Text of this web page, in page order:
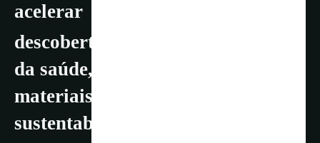
acelerar
descobertas em áreas estratégicas
da saúde, nanotecnologia,
materiais, energia,
sustentabilidade e agricultura